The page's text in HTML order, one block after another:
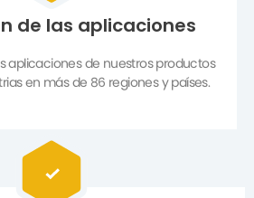
de las aplicaciones
en más de 86 regiones y países.